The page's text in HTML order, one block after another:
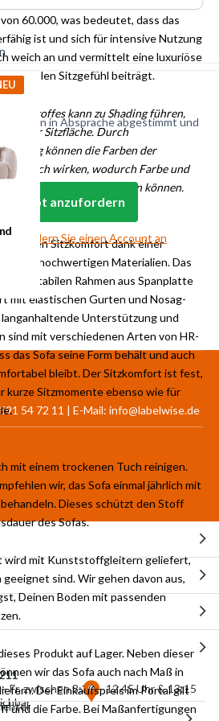
60.000, was bedeutet, dass das
ist und sich für intensive Nutzung
weich an und vermittelt eine luxuriöse
Sitzgefühl beiträgt.
Samtstoffes kann zu Shading führen,
auf der Sitzfläche. Durch
können die Farben der
wirken, wodurch Farbe und
Abbildung abweichen können.
Sitzkomfort dank einer
aus hochwertigen Materialien. Das
stabilen Rahmen aus Spanplatte
mit elastischen Gurten und Nosag-
Unterstützung und
sind mit verschiedenen Arten von HR-
das Sofa seine Form behält und auch
bleibt. Der Sitzkomfort ist fest,
kurze Sitzmomente ebenso wie für
mit einem trockenen Tuch reinigen.
wir, das Sofa einmal jährlich mit
Dieses schützt den Stoff
des Sofas.
wird mit Kunststoffgleitern geliefert,
sind. Wir gehen davon aus,
Deinen Boden mit passenden
Produkt auf Lager. Neben dieser
wir das Sofa auch nach Maß in
Der Einkaufspreis im Portal gilt
und die Farbe. Bei Maßanfertigungen
werden in Absprache abgestimmt und
anzufordern
Fordern Sie einen Account an
700 m²
Showroom
Produkte aus
eigener Produktion
54 72 11 | E-Mail: info@labelwise.de
Fr, zwischen 8:30 – 12.45 Uhr & 13:15